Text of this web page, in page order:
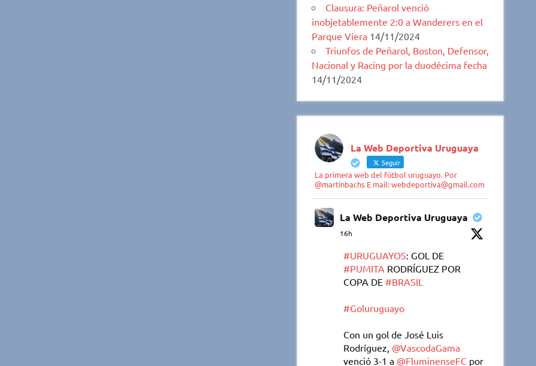
Clausura: Peñarol venció
inobjetablemente 2:0 a Wanderers en el
Parque Viera 14/11/2024
Triunfos de Peñarol, Boston, Defensor,
Nacional y Racing por la duodécima fecha
14/11/2024
La Web Deportiva Uruguaya
Seguir
La primera web del fútbol uruguayo. Por
@martinbachs E mail: webdeportiva@gmail.com
La Web Deportiva Uruguaya
16h
#URUGUAYOS: GOL DE
#PUMITA RODRÍGUEZ POR
COPA DE#BRASIL
#Goluruguayo
Con un gol de José Luis
Rodríguez, @VascodaGama
venció 3-1 a @FluminenseFC por